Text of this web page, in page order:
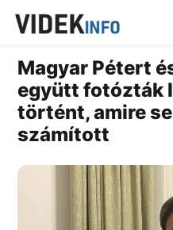
Magyar Pétert
együtt fotózták
történt, amire
számított